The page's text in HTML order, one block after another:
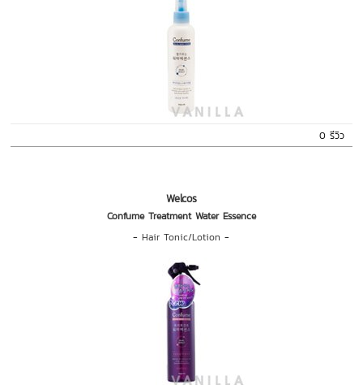
0 รีวิว
Welcos
Confume Treatment Water Essence
-Hair Tonic/Lotion -